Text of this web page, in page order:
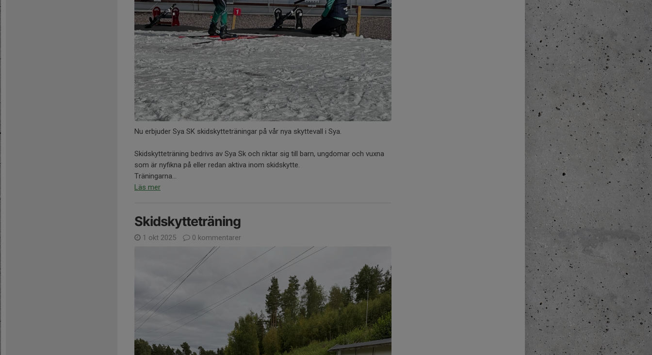
Nu erbjuder Sya SK skidskytteträningar på vår nya skyttevall i Sya.
Skidskytteträning bedrivs av Sya Sk och riktar sig till barn, ungdomar och vuxna
som är nyfikna på eller redan aktiva inom skidskytte.
Träningarna...
Läs mer
Skidskytteträning
1 okt 2025 0 kommentarer